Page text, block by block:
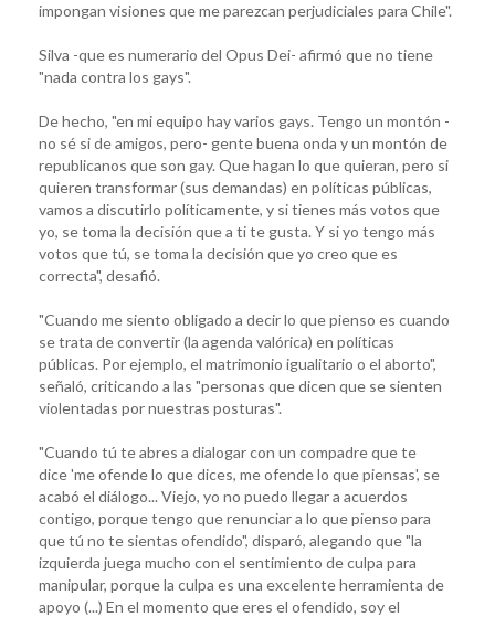
impongan visiones que me parezcan perjudiciales para Chile".
Silva -que es numerario del Opus Dei- afirmó que no tiene
"nada contra los gays".
De hecho, "en mi equipo hay varios gays. Tengo un montón -
no sé si de amigos, pero- gente buena onda y un montón de
republicanos que son gay. Que hagan lo que quieran, pero si
quieren transformar (sus demandas) en políticas públicas,
vamos a discutirlo políticamente, y si tienes más votos que
yo, se toma la decisión que a ti te gusta. Y si yo tengo más
votos que tú, se toma la decisión que yo creo que es
correcta", desafió.
"Cuando me siento obligado a decir lo que pienso es cuando
se trata de convertir (la agenda valórica) en políticas
públicas. Por ejemplo, el matrimonio igualitario o el aborto",
señaló, criticando a las "personas que dicen que se sienten
violentadas por nuestras posturas".
"Cuando tú te abres a dialogar con un compadre que te
dice 'me ofende lo que dices, me ofende lo que piensas', se
acabó el diálogo... Viejo, yo no puedo llegar a acuerdos
contigo, porque tengo que renunciar a lo que pienso para
que tú no te sientas ofendido", disparó, alegando que "la
izquierda juega mucho con el sentimiento de culpa para
manipular, porque la culpa es una excelente herramienta de
apoyo (...) En el momento que eres el ofendido, soy el